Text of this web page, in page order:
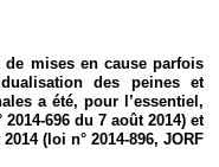
mises en cause parfois
des peines et
a été, pour l’essentiel,
696 du 7 août 2014) et
(loi n° 2014-896, JORF